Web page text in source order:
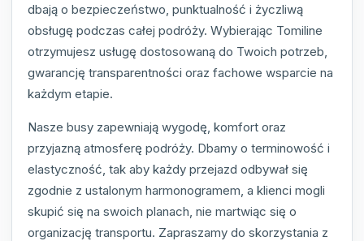
dbają o bezpieczeństwo, punktualność i życzliwą
obsługę podczas całej podróży. Wybierając Tomiline
otrzymujesz usługę dostosowaną do Twoich potrzeb,
gwarancję transparentności oraz fachowe wsparcie na
każdym etapie.
Nasze busy zapewniają wygodę, komfort oraz
przyjazną atmosferę podróży. Dbamy o terminowość i
elastyczność, tak aby każdy przejazd odbywał się
zgodnie z ustalonym harmonogramem, a klienci mogli
skupić się na swoich planach, nie martwiąc się o
organizację transportu. Zapraszamy do skorzystania z